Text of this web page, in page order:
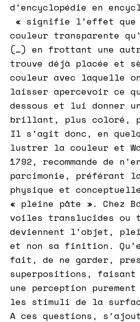
d’encyclopédie en
« signifie l’effet que
couleur transparente
(…) en frottant une
trouve déjà placée et
couleur avec laquelle
laisser apercevoir ce
dessous et lui donner
brillant, plus coloré,
Il s’agit donc, en
lustrer la couleur et
1792, recommande de
parcimonie, préférant
physique et
« pleine pâte ». Chez
voiles translucides ou
deviennent l’objet,
et non sa finition.
fait, de ne garder,
superpositions,
une perception
les stimuli de la
A ces questions,